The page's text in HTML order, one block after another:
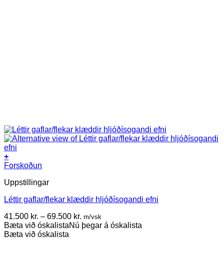
+
This
has
variants.
options
may
be
Forskoðun
Uppstillingar
Léttir gaflar/flekar klæddir hljóðísogandi efni
41.500 kr. – 69.500 kr. Price
range:
m/vsk
Bæta við óskalistaNú þegar á óskalista
Bæta við óskalista